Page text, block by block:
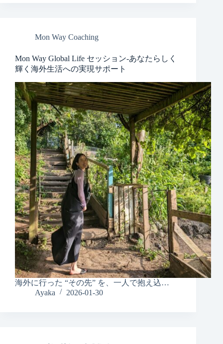
Mon Way Coaching
Mon Way Global Life セッション-あなたらしく
輝く海外生活への実現サポート
海外に行った “その先” を、一人で抱え込…
Ayaka
2026-01-30